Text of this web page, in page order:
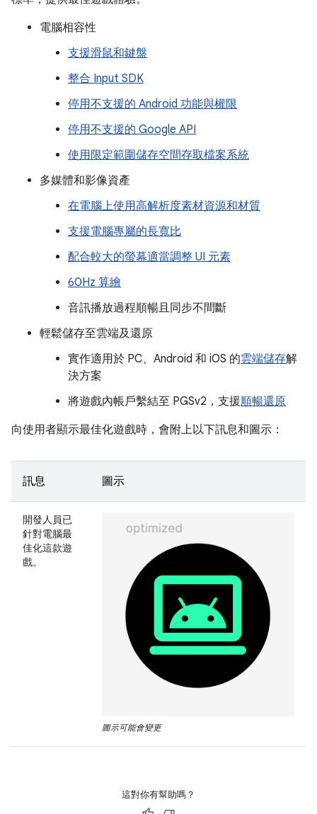
電腦相容性
支援滑鼠和鍵盤
整合 Input SDK
停用不支援的 Android 功能與權限
停用不支援的 Google API
使用限定範圍儲存空間存取檔案系統
多媒體和影像資產
在電腦上使用高解析度素材資源和材質
支援電腦專屬的長寬比
配合較大的螢幕適當調整 UI 元素
60Hz 算繪
音訊播放過程順暢且同步不間斷
輕鬆儲存至雲端及還原
實作適用於 PC、Android 和 iOS 的雲端儲存解
決方案
將遊戲內帳戶繫結至 PGSv2，支援順暢還原
向使用者顯示最佳化遊戲時，會附上以下訊息和圖示：
訊息 圖示
開發人員已
針對電腦最
佳化這款遊
戲。
圖示可能會變更
這對你有幫助嗎？